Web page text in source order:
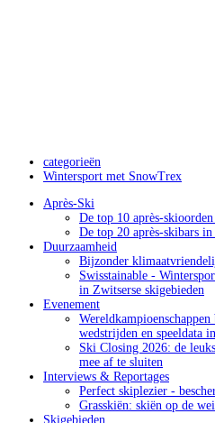
categorieën
Wintersport met SnowTrex
Après-Ski
De top 10 après-
De top 20 après-skibars
Duurzaamheid
Bijzonder
Swisstainable -
in Zwitserse skigebieden
Evenement
wedstrijden en speeldata
Ski Closing 2026: de
mee af te sluiten
Interviews & Reportages
Perfect skiplezier -
Grasskiën: skiën op de
Skigebieden